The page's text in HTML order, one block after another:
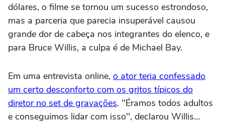
dólares, o filme se tornou um sucesso estrondoso,
mas a parceria que parecia insuperável causou
grande dor de cabeça nos integrantes do elenco, e
para Bruce Willis, a culpa é de Michael Bay.
Em uma entrevista online, o ator teria confessado
um certo desconforto com os gritos típicos do
diretor no set de gravações. ''Éramos todos adultos
e conseguimos lidar com isso'', declarou Willis…